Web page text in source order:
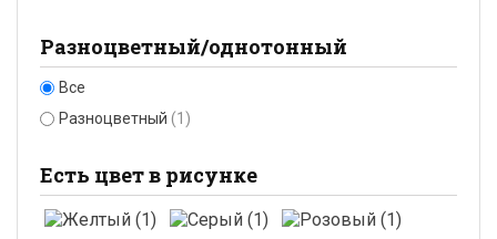
Разноцветный/однотонный
Все
Разноцветный (1)
Есть цвет в рисунке